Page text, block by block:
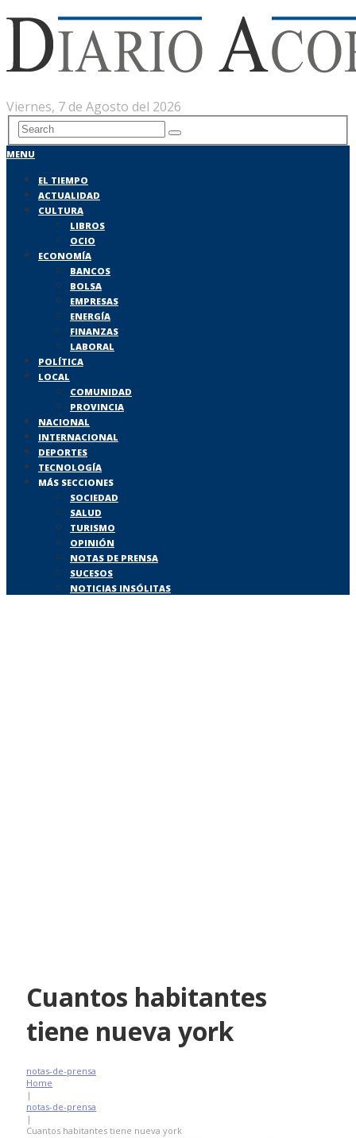
Viernes, 7 de Agosto del 2026
MENU
EL TIEMPO
ACTUALIDAD
CULTURA
LIBROS
OCIO
ECONOMÍA
BANCOS
BOLSA
EMPRESAS
ENERGÍA
FINANZAS
LABORAL
POLÍTICA
LOCAL
COMUNIDAD
PROVINCIA
NACIONAL
INTERNACIONAL
DEPORTES
TECNOLOGÍA
MÁS SECCIONES
SOCIEDAD
SALUD
TURISMO
OPINIÓN
NOTAS DE PRENSA
SUCESOS
NOTICIAS INSÓLITAS
Cuantos habitantes
tiene nueva york
notas-de-prensa
Home
|
notas-de-prensa
|
Cuantos habitantes tiene nueva york